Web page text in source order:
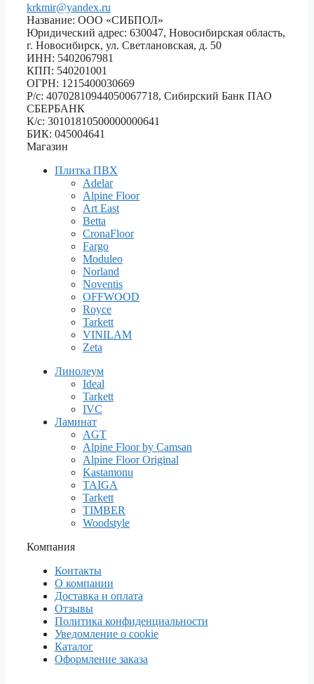
krkmir@yandex.ru
Название: ООО «СИБПОЛ»
Юридический адрес: 630047, Новосибирская область,
г. Новосибирск, ул. Светлановская, д. 50
ИНН: 5402067981
КПП: 540201001
ОГРН: 1215400030669
Р/с: 40702810944050067718, Сибирский Банк ПАО
СБЕРБАНК
К/с: 30101810500000000641
БИК: 045004641
Магазин
Плитка ПВХ
Adelar
Alpine Floor
Art East
Betta
CronaFloor
Fargo
Moduleo
Norland
Noventis
OFFWOOD
Royce
Tarkett
VINILAM
Zeta
Линолеум
Ideal
Tarkett
IVC
Ламинат
AGT
Alpine Floor by Camsan
Alpine Floor Original
Kastamonu
TAIGA
Tarkett
TIMBER
Woodstyle
Компания
Контакты
О компании
Доставка и оплата
Отзывы
Политика конфиденциальности
Уведомление о cookie
Каталог
Оформление заказа